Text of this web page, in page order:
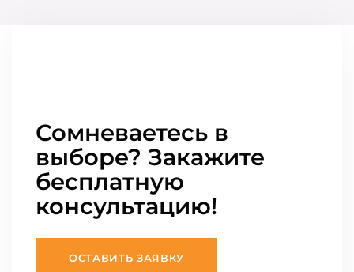
Сомневаетесь в
выборе? Закажите
бесплатную
консультацию!
ОСТАВИТЬ ЗАЯВКУ